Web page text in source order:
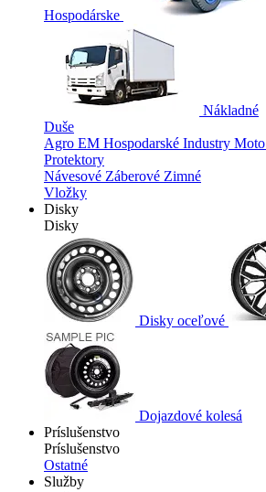
Hospodárske
Nákladné
Duše
Agro EM Hospodarské Industry Moto
Protektory
Návesové Záberové Zimné
Vložky
Disky
Disky
Disky oceľové
Dojazdové kolesá
Príslušenstvo
Príslušenstvo
Ostatné
Služby